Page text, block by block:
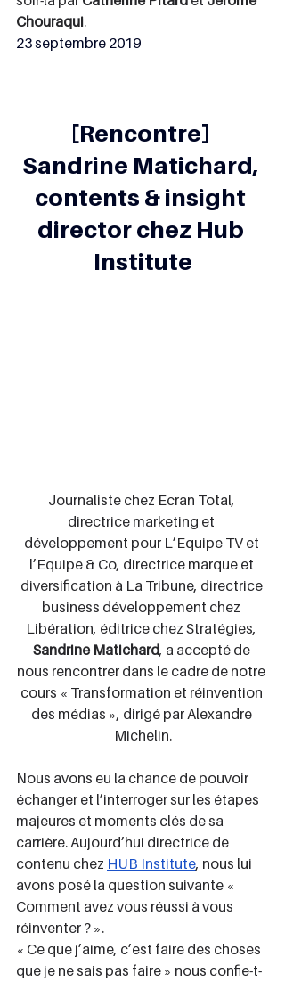
Chouraqui.
23 septembre 2019
[Rencontre]
Sandrine Matichard,
contents & insight
director chez Hub
Institute
Journaliste chez Ecran Total,
directrice marketing et
développement pour L’Equipe TV et
l’Equipe & Co, directrice marque et
diversification à La Tribune, directrice
business développement chez
Libération, éditrice chez Stratégies,
Sandrine Matichard, a accepté de
nous rencontrer dans le cadre de notre
cours « Transformation et réinvention
des médias », dirigé par Alexandre
Michelin.
Nous avons eu la chance de pouvoir
échanger et l’interroger sur les étapes
majeures et moments clés de sa
carrière. Aujourd’hui directrice de
contenu chez HUB Institute, nous lui
avons posé la question suivante «
Comment avez vous réussi à vous
réinventer ? ».
« Ce que j’aime, c’est faire des choses
que je ne sais pas faire » nous confie-t-